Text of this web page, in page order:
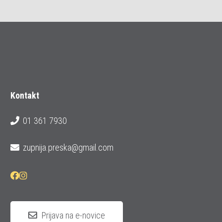
Kontakt
01 361 7930
zupnija.preska@gmail.com
Prijava na e-novice